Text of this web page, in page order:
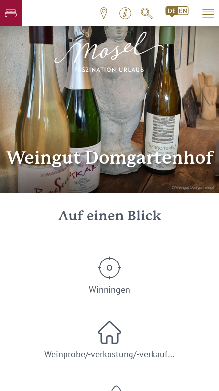
© Weingut Domgartenhof
Weingut Domgartenhof
Auf einen Blick
Winningen
Weinprobe/-verkostung/-verkauf…